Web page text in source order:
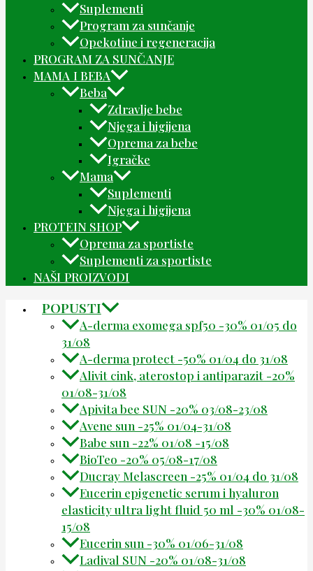
Suplementi
Program za sunčanje
Opekotine i regeneracija
PROGRAM ZA SUNČANJE
MAMA I BEBA
Beba
Zdravlje bebe
Njega i higijena
Oprema za bebe
Igračke
Mama
Suplementi
Njega i higijena
PROTEIN SHOP
Oprema za sportiste
Suplementi za sportiste
NAŠI PROIZVODI
POPUSTI
A-derma exomega spf50 -30% 01/05 do
31/08
A-derma protect -50% 01/04 do 31/08
Alivit cink, aterostop i antiparazit -20%
01/08-31/08
Apivita bee SUN -20% 03/08-23/08
Avene sun -25% 01/04-31/08
Babe sun -22% 01/08 -15/08
BioTeo -20% 05/08-17/08
Ducray Melascreen -25% 01/04 do 31/08
Eucerin epigenetic serum i hyaluron
elasticity ultra light fluid 50 ml -30% 01/08-
15/08
Eucerin sun -30% 01/06-31/08
Ladival SUN -20% 01/08-31/08